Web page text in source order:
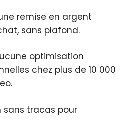
remise en argent
sans plafond.
optimisation
chez plus de 10 000
sans tracas pour